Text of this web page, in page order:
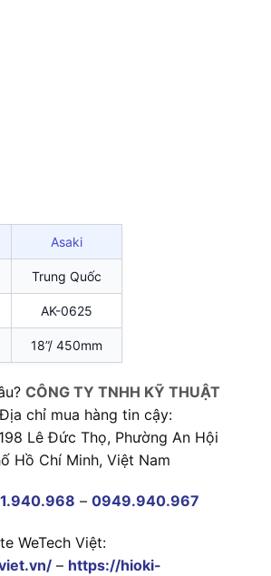
Asaki
Trung Quốc
AK-0625
18”/ 450mm
CÔNG TY TNHH KỸ THUẬT
chỉ mua hàng tin cậy:
Lê Đức Thọ, Phường An Hội
Hồ Chí Minh, Việt Nam
– 0949.940.967
WeTech Việt:
– https://hioki-